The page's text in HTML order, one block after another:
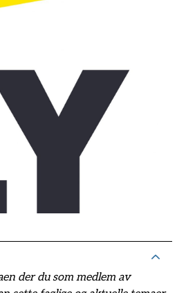
der du som medlem av